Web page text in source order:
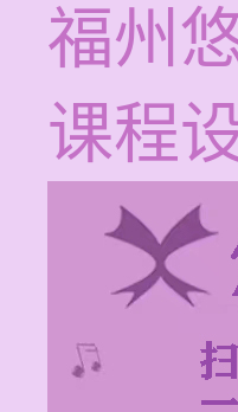
福州
课程